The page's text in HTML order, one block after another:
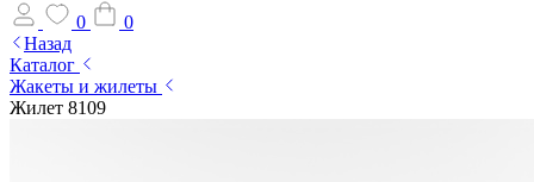
0
0
Назад
Каталог
Жакеты и жилеты
Жилет 8109